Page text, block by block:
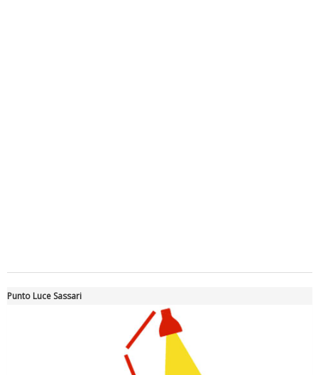
Tiziano Pesce a Radio InBlu2000 traccia il bilancio della stagione
Punto Luce Sassari